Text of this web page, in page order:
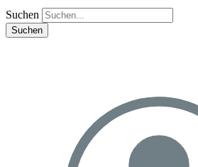
Suchen
Suchen